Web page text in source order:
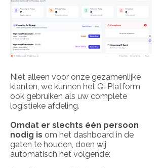
Niet alleen voor onze gezamenlijke
klanten, we kunnen het Q-Platform
ook gebruiken als uw complete
logistieke afdeling.
Omdat er slechts één persoon
nodig is om het dashboard in de
gaten te houden, doen wij
automatisch het volgende: